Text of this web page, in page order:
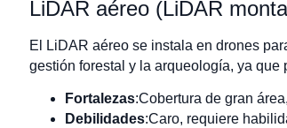
LiDAR aéreo (LiDAR
El LiDAR aéreo se instala en drones
gestión forestal y la arqueología, ya
Fortalezas:Cobertura de gran
Debilidades:Caro, requiere